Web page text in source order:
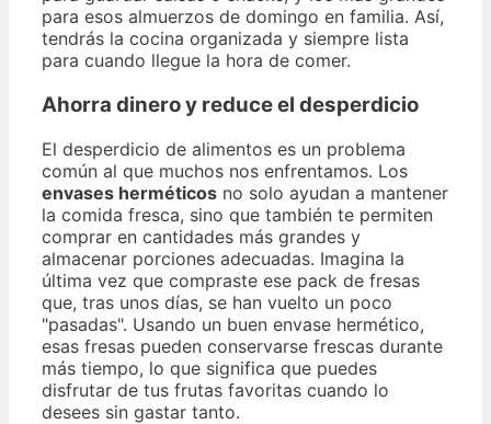
para esos almuerzos de domingo en familia. Así,
tendrás la cocina organizada y siempre lista
para cuando llegue la hora de comer.
Ahorra dinero y reduce el desperdicio
El desperdicio de alimentos es un problema
común al que muchos nos enfrentamos. Los
envases herméticos no solo ayudan a mantener
la comida fresca, sino que también te permiten
comprar en cantidades más grandes y
almacenar porciones adecuadas. Imagina la
última vez que compraste ese pack de fresas
que, tras unos días, se han vuelto un poco
"pasadas". Usando un buen envase hermético,
esas fresas pueden conservarse frescas durante
más tiempo, lo que significa que puedes
disfrutar de tus frutas favoritas cuando lo
desees sin gastar tanto.